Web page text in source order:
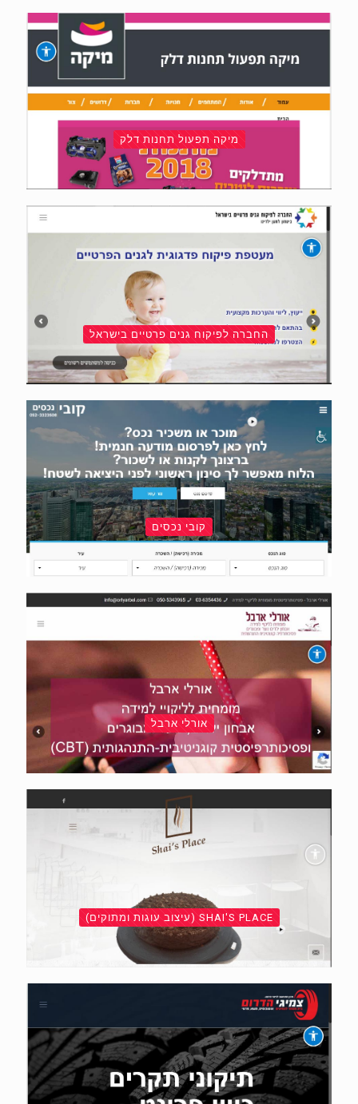
מיקה תפעול תחנות דלק
החברה לפיקוח גנים פרטיים בישראל
קובי נכסים
אורלי ארבל
SHAI'S PLACE (עיצוב עוגות ומתוקים)